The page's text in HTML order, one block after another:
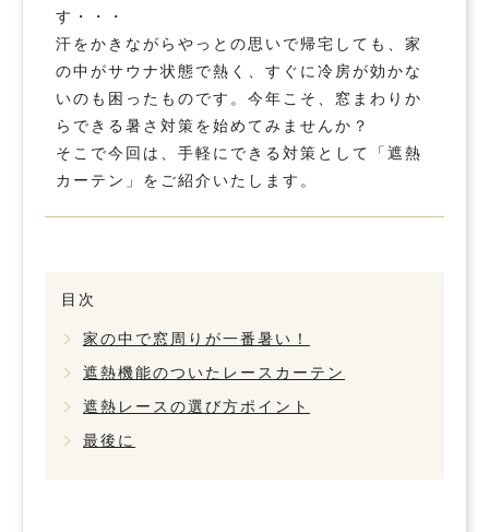
す・・・
汗をかきながらやっとの思いで帰宅しても、家
の中がサウナ状態で熱く、すぐに冷房が効かな
いのも困ったものです。今年こそ、窓まわりか
らできる暑さ対策を始めてみませんか？
そこで今回は、手軽にできる対策として「遮熱
カーテン」をご紹介いたします。
目次
家の中で窓周りが一番暑い！
遮熱機能のついたレースカーテン
遮熱レースの選び方ポイント
最後に